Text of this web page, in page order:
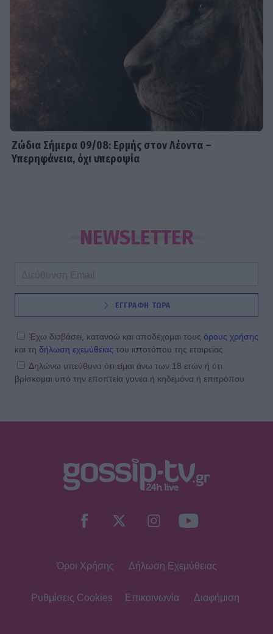
Ζώδια Σήμερα 09/08: Ερμής στον Λέοντα –
Υπερηφάνεια, όχι υπεροψία
NEWSLETTER
ΕΓΓΡΑΦΗ ΤΩΡΑ
Έχω διαβάσει, κατανοώ και αποδέχομαι τους όρους χρήσης
και τη δήλωση εχεμύθειας του ιστοτόπου της εταιρείας
Δηλώνω υπεύθυνα ότι είμαι άνω των 18 ετών ή ότι
βρίσκομαι υπό την εποπτεία γονέα ή κηδεμόνα ή επιτρόπου
Όροι Χρήσης Δήλωση Εχεμύθειας
Ρυθμίσεις Cookies Επικοινωνία Διαφήμιση